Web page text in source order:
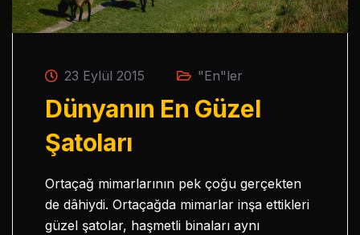
23 Eylül 2015 "En"ler
Dünyanın En Güzel
Şatoları
Ortaçağ mimarlarının pek çoğu gerçekten
de dâhiydi. Ortaçağda mimarlar inşa ettikleri
güzel şatolar, haşmetli binaları aynı